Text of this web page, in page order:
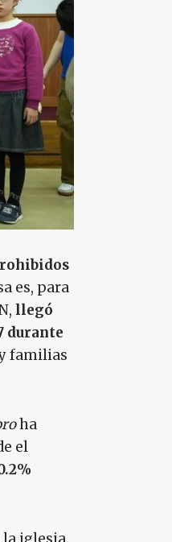
es, para
llegó
durante
familias
ha
el